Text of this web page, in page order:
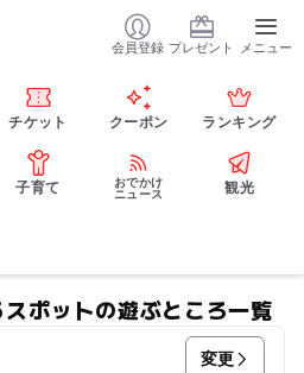
会員登録 プレゼント メニュー
チケット クーポン ランキング
子育て
おでかけ
ニュース
観光
ポットの遊ぶところ一覧
変更